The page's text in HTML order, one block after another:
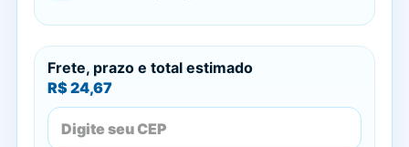
Frete, prazo e total estimado
R$ 24,67